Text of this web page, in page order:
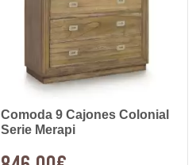
Comoda 9 Cajones Colonial
Serie Merapi